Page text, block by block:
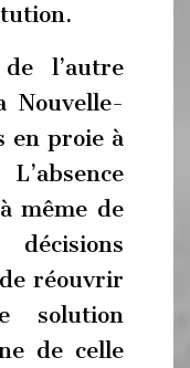
l’autre
Nouvelle-
en proie à
même de
réouvrir
solution
de celle